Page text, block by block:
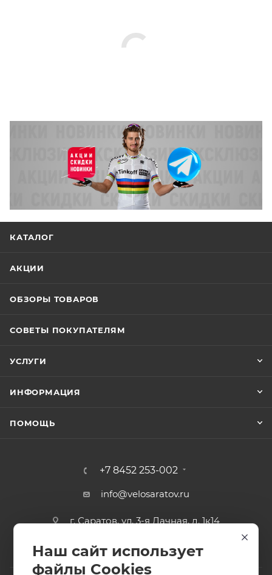
КАТАЛОГ
АКЦИИ
ОБЗОРЫ ТОВАРОВ
СОВЕТЫ ПОКУПАТЕЛЯМ
УСЛУГИ
ИНФОРМАЦИЯ
ПОМОЩЬ
+7 8452 253-002
info@velosaratov.ru
г. Саратов, ул. 3-я Дачная, д. 1к14
Наш сайт использует
файлы Cookies